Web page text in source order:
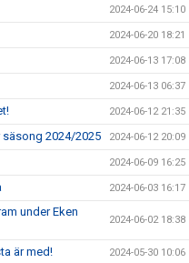
2024-06-24 15:10
2024-06-20 18:21
2024-06-13 17:08
2024-06-13 06:37
2024-06-12 21:35
2024/2025 2024-06-12 20:09
2024-06-09 16:25
2024-06-03 16:17
under Eken
2024-06-02 18:38
är med! 2024-05-30 10:06